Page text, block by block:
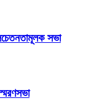
সভা